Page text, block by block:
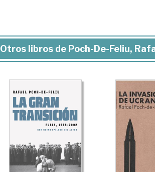
Otros libros de Poch-De-Feliu,